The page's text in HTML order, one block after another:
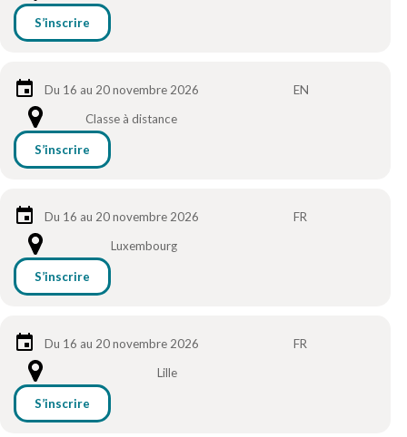
S’inscrire
Du 16 au 20 novembre 2026
EN
Classe à distance
S’inscrire
Du 16 au 20 novembre 2026
FR
Luxembourg
S’inscrire
Du 16 au 20 novembre 2026
FR
Lille
S’inscrire